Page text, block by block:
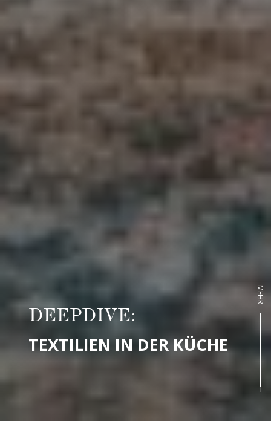
DEEPDIVE:
TEXTILIEN IN DER KÜCHE
MEHR